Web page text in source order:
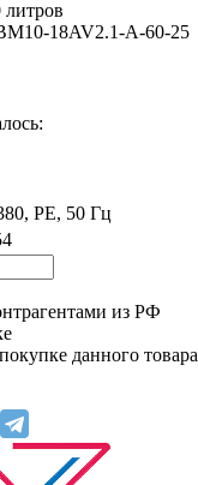
18AV2.1-A-60-25
PE, 50 Гц
из РФ
данного товара